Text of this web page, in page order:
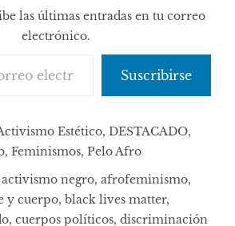
las últimas entradas en tu correo
electrónico.
Suscribirse
Estético, DESTACADO,
, Feminismos, Pelo Afro
activismo negro, afrofeminismo,
y cuerpo, black lives matter,
, cuerpos políticos, discriminación